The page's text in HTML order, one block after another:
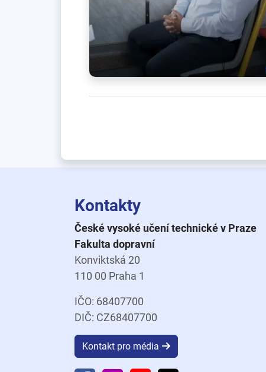
Kontakty
České vysoké učení technické v Praze
Fakulta dopravní
Konviktská 20
110 00 Praha 1
IČO: 68407700
DIČ: CZ68407700
Kontakt pro média